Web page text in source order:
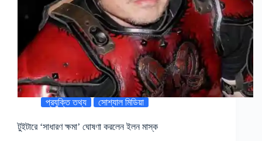
প্রযুক্তি তথ্য সোশ্যাল মিডিয়া
টুইটারে ‘সাধারণ ক্ষমা’ ঘোষণা করলেন ইলন মাস্ক